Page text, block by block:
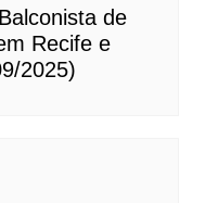
de
Recife e
2025)